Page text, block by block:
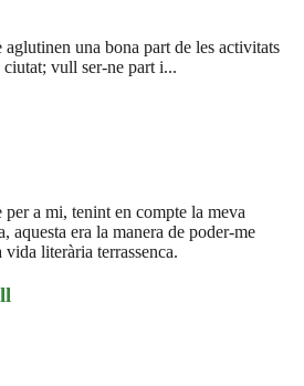
una bona part de les activitats
vull ser-ne part i...
a mi, tenint en compte la meva
aquesta era la manera de poder-me
literària terrassenca.